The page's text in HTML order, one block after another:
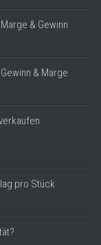
& Gewinn
& Marge
pro Stück